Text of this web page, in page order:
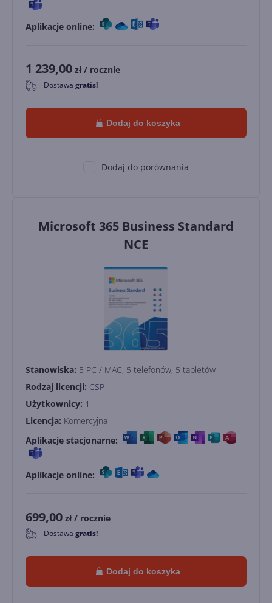
Aplikacje online:
1 239,00 zł / rocznie
0 Dostawa gratis!
Dodaj do koszyka
Dodaj do porównania
Microsoft 365 Business Standard
NCE
Stanowiska: 5 PC / MAC, 5 telefonów, 5 tabletów
Rodzaj licencji: CSP
Użytkownicy: 1
Licencja: Komercyjna
Aplikacje stacjonarne:
Aplikacje online:
699,00 zł / rocznie
0 Dostawa gratis!
Dodaj do koszyka